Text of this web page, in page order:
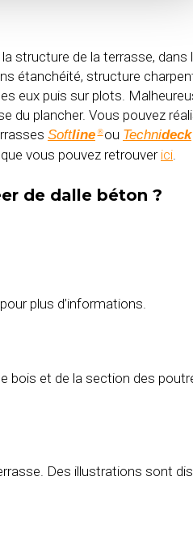
structure de la terrasse, dans
étanchéité, structure
eux puis sur plots.
du plancher. Vous pouvez
Softline ®ou Technideck
vous pouvez retrouverici.
de dalle béton ?
plus d’informations.
bois et de la section des
Des illustrations sont